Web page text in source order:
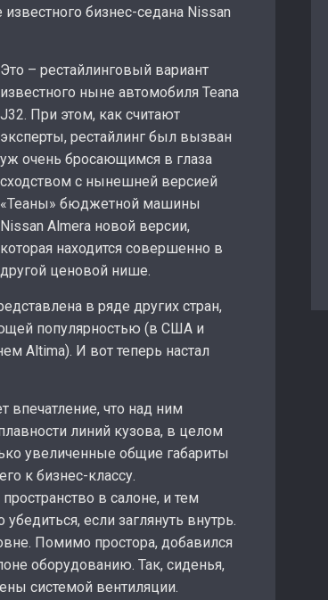
бизнес-седана Nissan
Это – рестайлинговый вариант
известного ныне автомобиля Teana
J32. При этом, как считают
эксперты, рестайлинг был вызван
уж очень бросающимся в глаза
сходством с нынешней версией
«Теаны» бюджетной машины
Nissan Almera новой версии,
которая находится совершенно в
другой ценовой нише.
в ряде других стран,
популярностью (в США и
Altima). И вот теперь настал
впечатление, что над ним
линий кузова, в целом
увеличенные общие габариты
к бизнес-классу.
в салоне, и тем
если заглянуть внутрь.
Помимо простора, добавился
оборудованию. Так, сиденья,
системой вентиляции.